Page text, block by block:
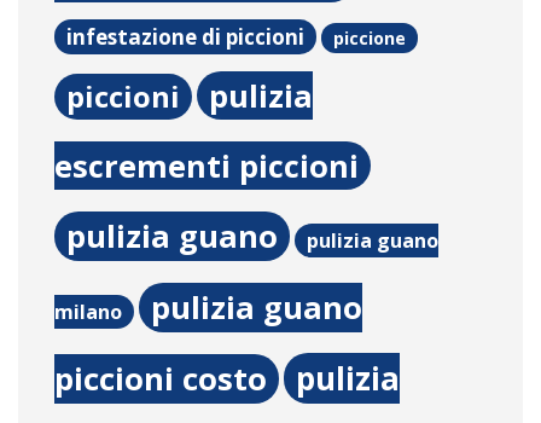
infestazione di piccioni piccione
piccioni
pulizia
escrementi piccioni
pulizia guano pulizia guano
milano
pulizia guano
piccioni costo
pulizia